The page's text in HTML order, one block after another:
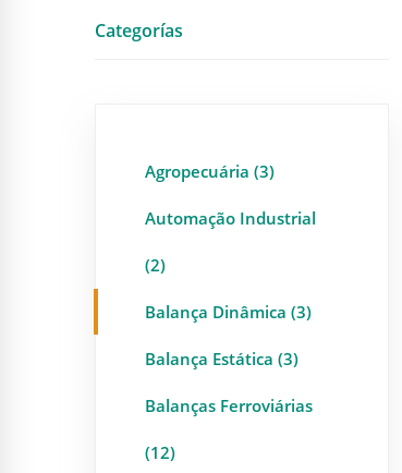
Categorías
Agropecuária (3)
Automação Industrial
(2)
Balança Dinâmica (3)
Balança Estática (3)
Balanças Ferroviárias
(12)